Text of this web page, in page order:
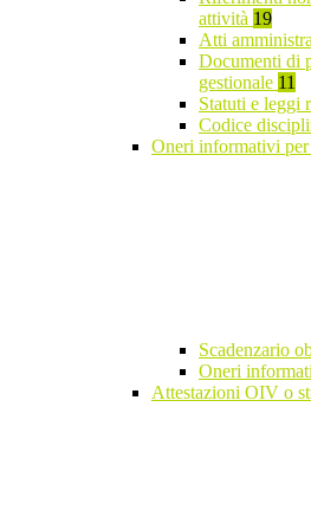
attività 19
Atti
Documenti di
gestionale 11
Statuti e leggi
Codice
Oneri informativi
Scadenzario
Oneri
Attestazioni OIV o